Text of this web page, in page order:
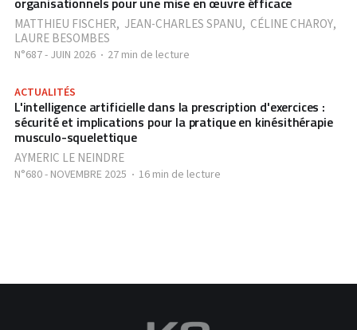
MATTHIEU FISCHER, JEAN-CHARLES SPANU, CÉLINE CHAROY,
LAURE BESOMBES
N°687 - JUIN 2026 27 min de lecture
ACTUALITÉS
L'intelligence artificielle dans la prescription d'exercices :
sécurité et implications pour la pratique en kinésithérapie
musculo-squelettique
AYMERIC LE NEINDRE
N°680 - NOVEMBRE 2025 16 min de lecture